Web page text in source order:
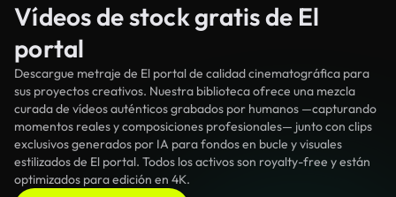
Vídeos de stock gratis de El
portal
Descargue metraje de El portal de calidad cinematográfica para
sus proyectos creativos. Nuestra biblioteca ofrece una mezcla
curada de vídeos auténticos grabados por humanos —capturando
momentos reales y composiciones profesionales— junto con clips
exclusivos generados por IA para fondos en bucle y visuales
estilizados de El portal. Todos los activos son royalty-free y están
optimizados para edición en 4K.